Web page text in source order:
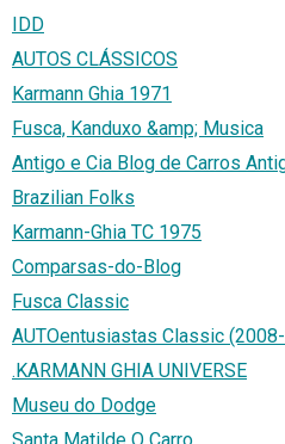
IDD
AUTOS CLÁSSICOS
Karmann Ghia 1971
Fusca, Kanduxo &amp; Musica
Antigo e Cia Blog de Carros
Brazilian Folks
Karmann-Ghia TC 1975
Comparsas-do-Blog
Fusca Classic
AUTOentusiastas Classic
.KARMANN GHIA UNIVERSE
Museu do Dodge
Santa Matilde O Carro